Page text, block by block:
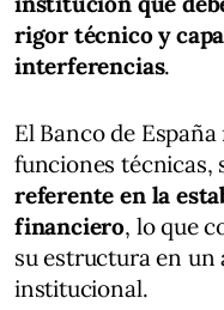
rigor técnico y
interferencias.
El Banco de
funciones técnicas,
referente en la
financiero, lo que
su estructura en un
institucional.